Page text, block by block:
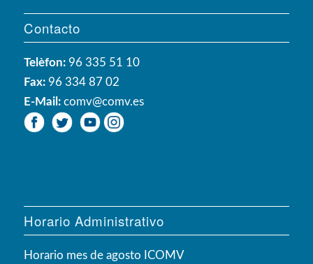
Contacto
Telèfon: 96 335 51 10
Fax:96 334 87 02
E-Mail: comv@comv.es
Horario Administrativo
Horario mes de agosto ICOMV